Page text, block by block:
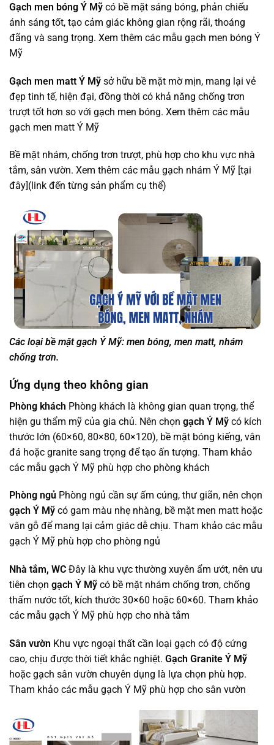
Gạch men bóng Ý Mỹ có bề mặt sáng bóng, phản chiếu
ánh sáng tốt, tạo cảm giác không gian rộng rãi, thoáng
đãng và sang trọng. Xem thêm các mẫu gạch men bóng Ý
Mỹ
Gạch men matt Ý Mỹ sở hữu bề mặt mờ mịn, mang lại vẻ
đẹp tinh tế, hiện đại, đồng thời có khả năng chống trơn
trượt tốt hơn so với gạch men bóng. Xem thêm các mẫu
gạch men matt Ý Mỹ
Bề mặt nhám, chống trơn trượt, phù hợp cho khu vực nhà
tắm, sân vườn. Xem thêm các mẫu gạch nhám Ý Mỹ [tại
đây](link đến từng sản phẩm cụ thể)
Các loại bề mặt gạch Ý Mỹ: men bóng, men matt, nhám
chống trơn.
Ứng dụng theo không gian
Phòng khách Phòng khách là không gian quan trọng, thể
hiện gu thẩm mỹ của gia chủ. Nên chọn gạch Ý Mỹ có kích
thước lớn (60×60, 80×80, 60×120), bề mặt bóng kiếng, vân
đá hoặc granite sang trọng để tạo ấn tượng. Tham khảo
các mẫu gạch Ý Mỹ phù hợp cho phòng khách
Phòng ngủ Phòng ngủ cần sự ấm cúng, thư giãn, nên chọn
gạch Ý Mỹ có gam màu nhẹ nhàng, bề mặt men matt hoặc
vân gỗ để mang lại cảm giác dễ chịu. Tham khảo các mẫu
gạch Ý Mỹ phù hợp cho phòng ngủ
Nhà tắm, WC Đây là khu vực thường xuyên ẩm ướt, nên ưu
tiên chọn gạch Ý Mỹ có bề mặt nhám chống trơn, chống
thấm nước tốt, kích thước 30×60 hoặc 60×60. Tham khảo
các mẫu gạch Ý Mỹ phù hợp cho nhà tắm
Sân vườn Khu vực ngoại thất cần loại gạch có độ cứng
cao, chịu được thời tiết khắc nghiệt. Gạch Granite Ý Mỹ
hoặc gạch sân vườn chuyên dụng là lựa chọn phù hợp.
Tham khảo các mẫu gạch Ý Mỹ phù hợp cho sân vườn